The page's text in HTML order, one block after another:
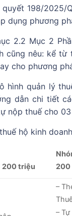
198/2025/
dụng phương
2.2 Mục 2
cũng nêu: kể
cho phương
hình quản lý
dẫn chi tiết
nộp thuế cho
hộ kinh
200 triệu
200
–
–